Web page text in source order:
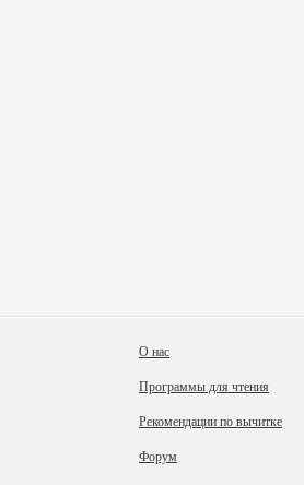
О нас
Программы для чтения
Рекомендации по вычитке
Форум